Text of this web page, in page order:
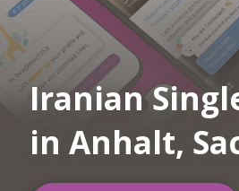
Iranian
in Anhalt,